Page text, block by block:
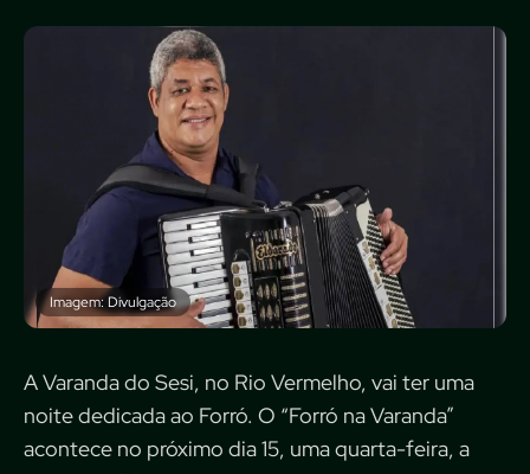
Imagem: Divulgação
A Varanda do Sesi, no Rio Vermelho, vai ter uma
noite dedicada ao Forró. O “Forró na Varanda”
acontece no próximo dia 15, uma quarta-feira, a